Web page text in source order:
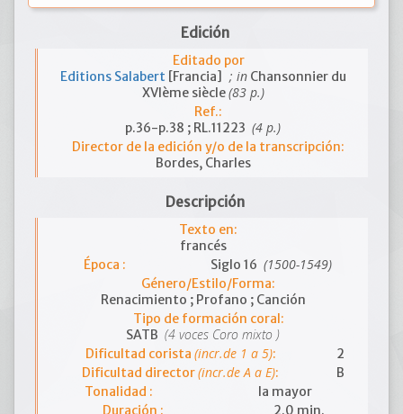
Edición
Editado por
Editions Salabert [Francia] ; inChansonnier du
XVIème siècle(83 p.)
Ref.:
p.36-p.38 ; RL.11223 (4 p.)
Director de la edición y/o de la transcripción:
Bordes, Charles
Descripción
Texto en:
francés
Época :
Siglo 16 (1500-1549)
Género/Estilo/Forma:
Renacimiento ; Profano ; Canción
Tipo de formación coral:
SATB (4 voces Coro mixto )
Dificultad corista (incr.de 1 a 5):
2
Dificultad director(incr.de A a E):
B
Tonalidad :
la mayor
Duración :
2.0 min.